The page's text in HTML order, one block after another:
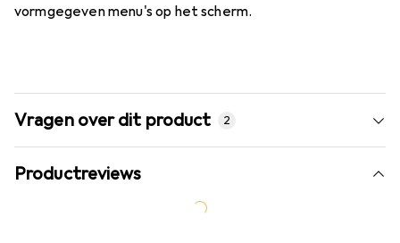
vormgegeven menu's op het scherm.
Vragen over dit product 2
Productreviews